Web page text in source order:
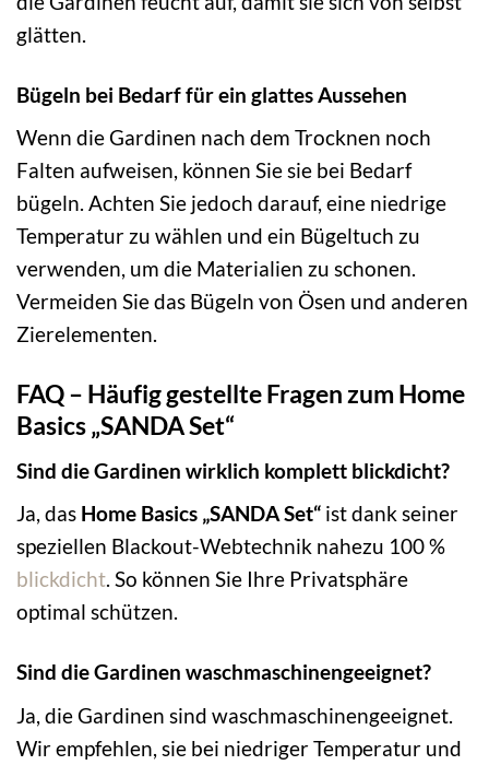
glätten.
Bügeln bei Bedarf für ein glattes Aussehen
Wenn die Gardinen nach dem Trocknen noch
Falten aufweisen, können Sie sie bei Bedarf
bügeln. Achten Sie jedoch darauf, eine niedrige
Temperatur zu wählen und ein Bügeltuch zu
verwenden, um die Materialien zu schonen.
Vermeiden Sie das Bügeln von Ösen und anderen
Zierelementen.
FAQ – Häufig gestellte Fragen zum Home
Basics „SANDA Set“
Sind die Gardinen wirklich komplett blickdicht?
Ja, das Home Basics „SANDA Set“ ist dank seiner
speziellen Blackout-Webtechnik nahezu 100 %
blickdicht. So können Sie Ihre Privatsphäre
optimal schützen.
Sind die Gardinen waschmaschinengeeignet?
Ja, die Gardinen sind waschmaschinengeeignet.
Wir empfehlen, sie bei niedriger Temperatur und